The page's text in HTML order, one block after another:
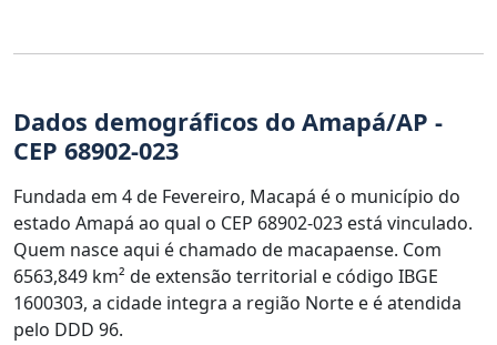
Dados demográficos do Amapá/AP -
CEP 68902-023
Fundada em 4 de Fevereiro, Macapá é o município do
estado Amapá ao qual o CEP 68902-023 está vinculado.
Quem nasce aqui é chamado de macapaense. Com
6563,849 km² de extensão territorial e código IBGE
1600303, a cidade integra a região Norte e é atendida
pelo DDD 96.